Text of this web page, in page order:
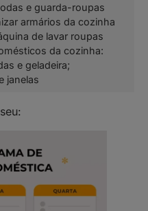
e guarda-roupas
armários da cozinha
de lavar roupas
da cozinha:
e geladeira;
janelas